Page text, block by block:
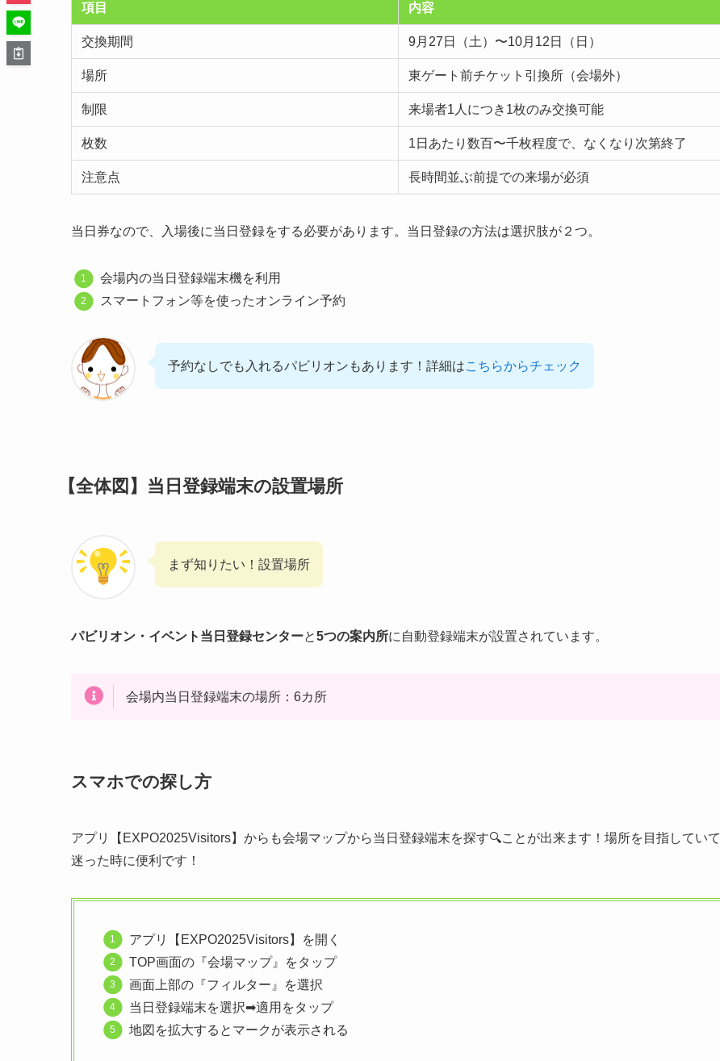
項目 内容
交換期間 9月27日（土）〜10月12日（日）
場所 東ゲート前チケット引換所（会場外）
制限 来場者1人につき1枚のみ交換可能
枚数 1日あたり数百〜千枚程度で、なくなり次第終了
注意点 長時間並ぶ前提での来場が必須
当日券なので、入場後に当日登録をする必要があります。当日登録の方法は選択肢が２つ。
会場内の当日登録端末機を利用
スマートフォン等を使ったオンライン予約
予約なしでも入れるパビリオンもあります！詳細はこちらからチェック
【全体図】当日登録端末の設置場所
まず知りたい！設置場所
パビリオン・イベント当日登録センターと5つの案内所に自動登録端末が設置されています。
会場内当日登録端末の場所：6カ所
スマホでの探し方
アプリ【EXPO2025Visitors】からも会場マップから当日登録端末を探す🔍ことが出来ます！場所を目指していて
迷った時に便利です！
アプリ【EXPO2025Visitors】を開く
TOP画面の『会場マップ』をタップ
画面上部の『フィルター』を選択
当日登録端末を選択➡適用をタップ
地図を拡大するとマークが表示される